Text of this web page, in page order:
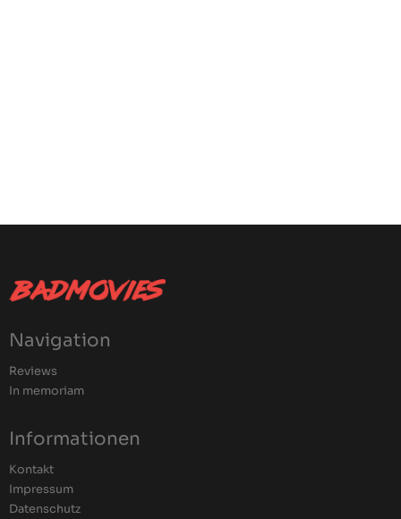
Navigation
Reviews
In memoriam
Informationen
Kontakt
Impressum
Datenschutz